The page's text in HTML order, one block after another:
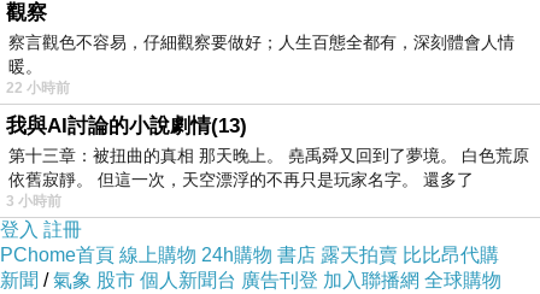
緊張的我很快就放鬆下來。老師一步一步帶大家
操作，不論是手機設定、運鏡方式，還是拍攝角
度，都教得非常仔細。
整堂課非常有趣，不會讓人覺得枯燥，反而會越
學越有成就感。尤其看到自己拍出比平常更有質
感的畫面時，真的很開心。這堂課讓我發現，原
來只要掌握方法，手機也能拍出很厲害的作品，
真的學到很多，也更期待下一次上課！
觀察
察言觀色不容易，仔細觀察要做好；人生百態全都有，深刻體會人情
暖。
22 小時前
我與AI討論的小說劇情(13)
第十三章：被扭曲的真相 那天晚上。 堯禹舜又回到了夢境。 白色荒原
依舊寂靜。 但這一次，天空漂浮的不再只是玩家名字。 還多了
3 小時前
登入 註冊
PChome首頁 線上購物 24h購物 書店 露天拍賣 比比昂代購
新聞 /氣象 股市 個人新聞台 廣告刊登 加入聯播網 全球購物